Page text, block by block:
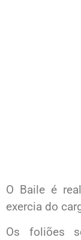
O Baile é
exercia do
Os foliões